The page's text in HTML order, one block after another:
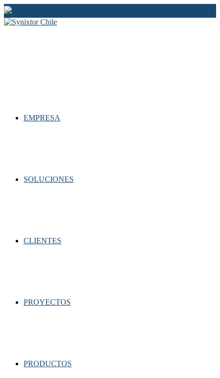
Ir
al
contenido
EMPRESA
SOLUCIONES
CLIENTES
PROYECTOS
PRODUCTOS